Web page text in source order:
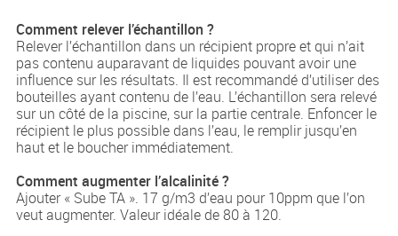
Comment relever l’échantillon ?
Relever l’échantillon dans un récipient propre et qui n’ait
pas contenu auparavant de liquides pouvant avoir une
influence sur les résultats. Il est recommandé d’utiliser des
bouteilles ayant contenu de l’eau. L’échantillon sera relevé
sur un côté de la piscine, sur la partie centrale. Enfoncer le
récipient le plus possible dans l’eau, le remplir jusqu’en
haut et le boucher immédiatement.
Comment augmenter l’alcalinité ?
Ajouter « Sube TA ». 17 g/m3 d’eau pour 10ppm que l’on
veut augmenter. Valeur idéale de 80 à 120.